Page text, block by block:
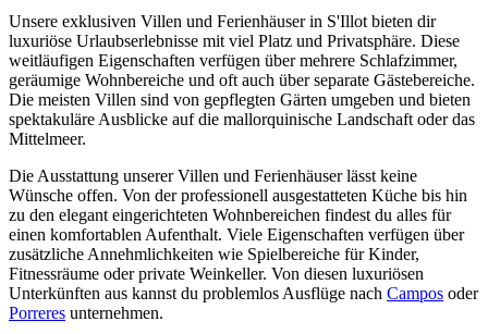
Unsere exklusiven Villen und Ferienhäuser in S'Illot bieten dir
luxuriöse Urlaubserlebnisse mit viel Platz und Privatsphäre. Diese
weitläufigen Eigenschaften verfügen über mehrere Schlafzimmer,
geräumige Wohnbereiche und oft auch über separate Gästebereiche.
Die meisten Villen sind von gepflegten Gärten umgeben und bieten
spektakuläre Ausblicke auf die mallorquinische Landschaft oder das
Mittelmeer.
Die Ausstattung unserer Villen und Ferienhäuser lässt keine
Wünsche offen. Von der professionell ausgestatteten Küche bis hin
zu den elegant eingerichteten Wohnbereichen findest du alles für
einen komfortablen Aufenthalt. Viele Eigenschaften verfügen über
zusätzliche Annehmlichkeiten wie Spielbereiche für Kinder,
Fitnessräume oder private Weinkeller. Von diesen luxuriösen
Unterkünften aus kannst du problemlos Ausflüge nach Campos oder
Porreres unternehmen.